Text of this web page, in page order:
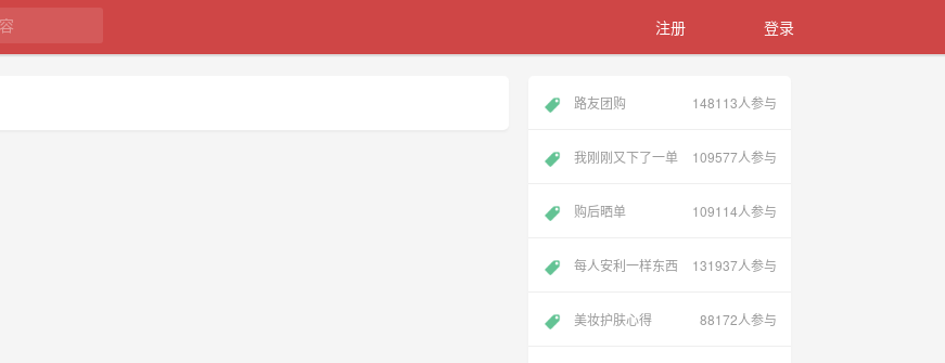
注册 登录
路友团购 148113人参与
我刚刚又下了一单 109577人参与
购后晒单 109114人参与
每人安利一样东西 131937人参与
美妆护肤心得 88172人参与